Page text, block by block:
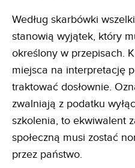
Według skarbówki
stanowią wyjątek, który
określony w przepisach.
miejsca na interpretację
traktować dosłownie.
zwalniają z podatku
szkolenia, to ekwiwalent
społeczną musi zostać
przez państwo.